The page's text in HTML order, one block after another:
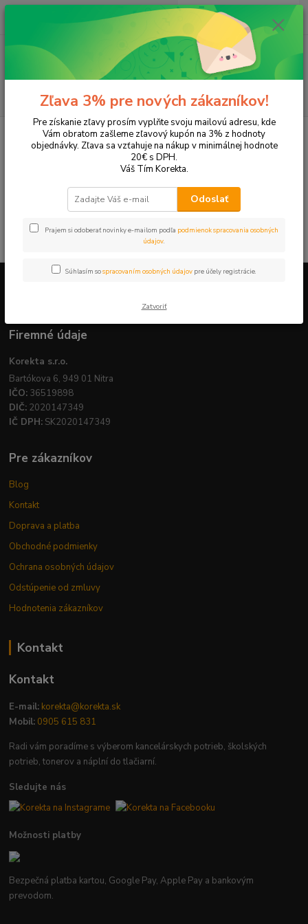
Hľadať
ks
za 0,00 EUR
Tonery a náplne do tlačiarní Hewlett Packard
HP DeskJet
DeskJet F4210
DeskJet F4210
V tejto kategórii nebol nájdený žiadny tovar.
Firemné údaje a informácie
Firemné údaje
Korekta s.r.o.
Bartókova 6, 949 01 Nitra
IČO: 36519898
DIČ: 2020147349
IČ DPH: SK2020147349
Pre zákazníkov
Blog
Kontakt
Doprava a platba
Obchodné podmienky
Ochrana osobných údajov
Odstúpenie od zmluvy
Hodnotenia zákazníkov
Kontakt
Kontakt
E-mail: korekta@korekta.sk
Mobil: 0905 615 831
Radi vám poradíme s výberom kancelárskych potrieb, školských
potrieb, tonerov a náplní do tlačiarní.
Sledujte nás
Možnosti platby
Bezpečná platba kartou, Google Pay, Apple Pay a bankovým
prevodom.
Zľava 3% pre nových zákazníkov!
Pre získanie zľavy prosím vyplňte svoju mailovú adresu, kde
Vám obratom zašleme zľavový kupón na 3% z hodnoty
objednávky. Zľava sa vzťahuje na nákup v minimálnej hodnote
20€ s DPH.
Váš Tím Korekta.
Odoslať
Prajem si odoberať novinky e-mailom podľa podmienok spracovania osobných
údajov.
Súhlasím sospracovaním osobných údajov pre účely registrácie.
Zatvoriť